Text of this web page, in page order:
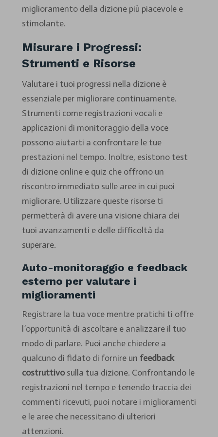
miglioramento della dizione più piacevole e
stimolante.
Misurare i Progressi:
Strumenti e Risorse
Valutare i tuoi progressi nella dizione è
essenziale per migliorare continuamente.
Strumenti come registrazioni vocali e
applicazioni di monitoraggio della voce
possono aiutarti a confrontare le tue
prestazioni nel tempo. Inoltre, esistono test
di dizione online e quiz che offrono un
riscontro immediato sulle aree in cui puoi
migliorare. Utilizzare queste risorse ti
permetterà di avere una visione chiara dei
tuoi avanzamenti e delle difficoltà da
superare.
Auto-monitoraggio e feedback
esterno per valutare i
miglioramenti
Registrare la tua voce mentre pratichi ti offre
l’opportunità di ascoltare e analizzare il tuo
modo di parlare. Puoi anche chiedere a
qualcuno di fidato di fornire un feedback
costruttivosulla tua dizione. Confrontando le
registrazioni nel tempo e tenendo traccia dei
commenti ricevuti, puoi notare i miglioramenti
e le aree che necessitano di ulteriori
attenzioni.